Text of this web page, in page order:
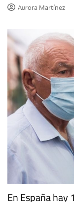
Aurora Martínez
En España hay